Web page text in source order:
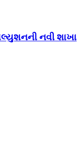
નવી શાખા